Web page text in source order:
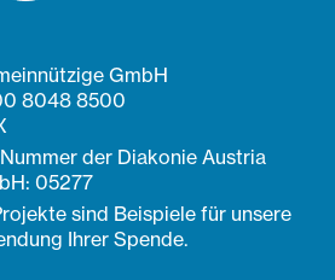
GmbH
8048 8500
der Diakonie Austria
05277
sind Beispiele für unsere
Ihrer Spende.